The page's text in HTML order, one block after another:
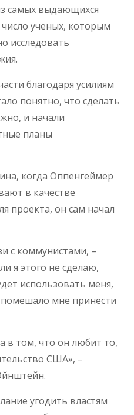
самых выдающихся
ученых, которым
исследовать
благодаря усилиям
понятно, что сделать
и начали
планы
когда Оппенгеймер
в качестве
проекта, он сам начал
с коммунистами, –
я этого не сделаю,
использовать меня,
помешало мне принести
в том, что он любит то,
США», –
угодить властям